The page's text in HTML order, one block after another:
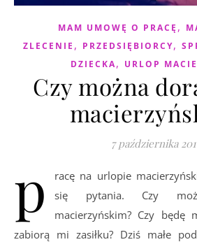
MAM UMOWĘ O PRACĘ ,
ZLECENIE , PRZEDSIĘBIORCY,
DZIECKA, URLOP
Czy można
7 października
p
racę na urlopie
się pytania. Czy
macierzyńskim? Czy będę
zabiorą mi zasiłku? Dziś małe